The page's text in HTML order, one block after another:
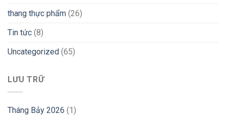
thang thực phẩm (26)
Tin tức (8)
Uncategorized (65)
LƯU TRỮ
Tháng Bảy 2026 (1)